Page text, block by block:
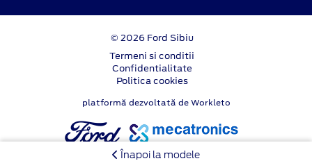
Înapoi la modele
© 2026 Ford Sibiu
Termeni si conditii
Confidentialitate
Politica cookies
platformă dezvoltată de Workleto